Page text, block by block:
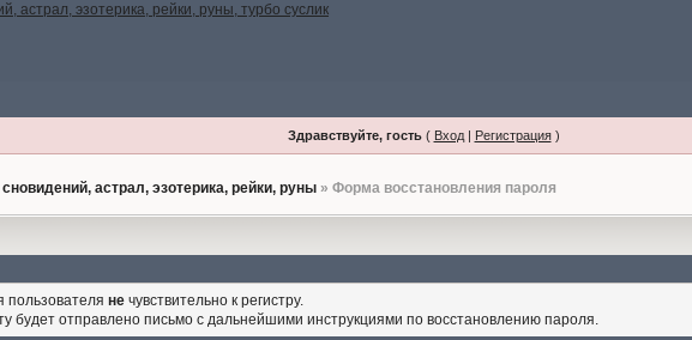
Здравствуйте, гость( Вход| Регистрация)
астрал, эзотерика, рейки, руны » Форма восстановления пароля
пользователяне чувствительно к регистру.
будет отправлено письмо с дальнейшими инструкциями по восстановлению пароля.